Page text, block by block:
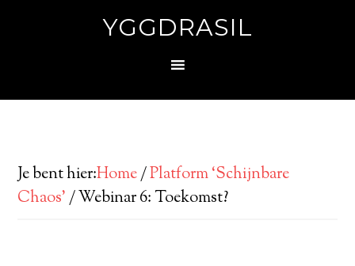
YGGDRASIL
Je bent hier:Home/Platform ‘Schijnbare
Chaos’/Webinar 6: Toekomst?